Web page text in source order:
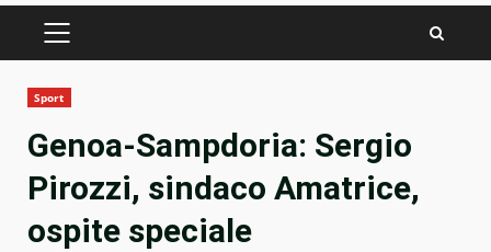
PRIMARY
Sport
Genoa-Sampdoria: Sergio
Pirozzi, sindaco Amatrice,
ospite speciale